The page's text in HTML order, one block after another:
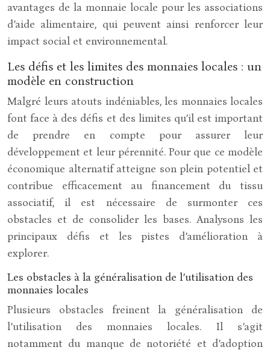
avantages de la monnaie locale pour les associations
d’aide alimentaire, qui peuvent ainsi renforcer leur
impact social et environnemental.
Les défis et les limites des monnaies locales : un
modèle en construction
Malgré leurs atouts indéniables, les monnaies locales
font face à des défis et des limites qu’il est important
de prendre en compte pour assurer leur
développement et leur pérennité. Pour que ce modèle
économique alternatif atteigne son plein potentiel et
contribue efficacement au financement du tissu
associatif, il est nécessaire de surmonter ces
obstacles et de consolider les bases. Analysons les
principaux défis et les pistes d’amélioration à
explorer.
Les obstacles à la généralisation de l’utilisation des
monnaies locales
Plusieurs obstacles freinent la généralisation de
l’utilisation des monnaies locales. Il s’agit
notamment du manque de notoriété et d’adoption